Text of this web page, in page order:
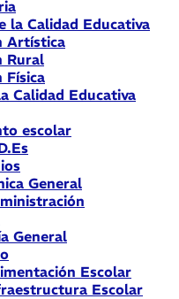
la Calidad Educativa
Artística
Rural
Física
Calidad Educativa
escolar
General
General
Escolar
Escolar